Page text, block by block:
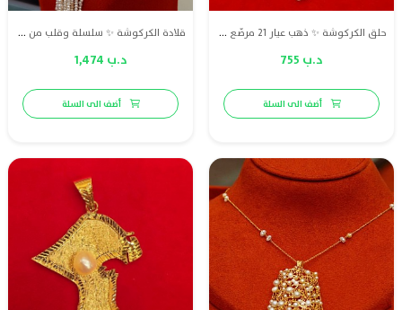
حلق الكركوشة ✨ ذهب عيار 21 مرصّع بلؤلؤ طبيعي بحريني وياقوت أحمر طبيعي، تصميم ناعم يعكس فخامة وأناقة مميزة.
د.ب 755
أضف الى السلة
قلادة الكركوشة ✨ سلسلة وقلب من ذهب عيار 21 مزينة بلؤلؤ طبيعي بحريني وياقوت أحمر طبيعي، تصميم أنيق يجمع بين الفخامة والرقي.
د.ب 1,474
أضف الى السلة